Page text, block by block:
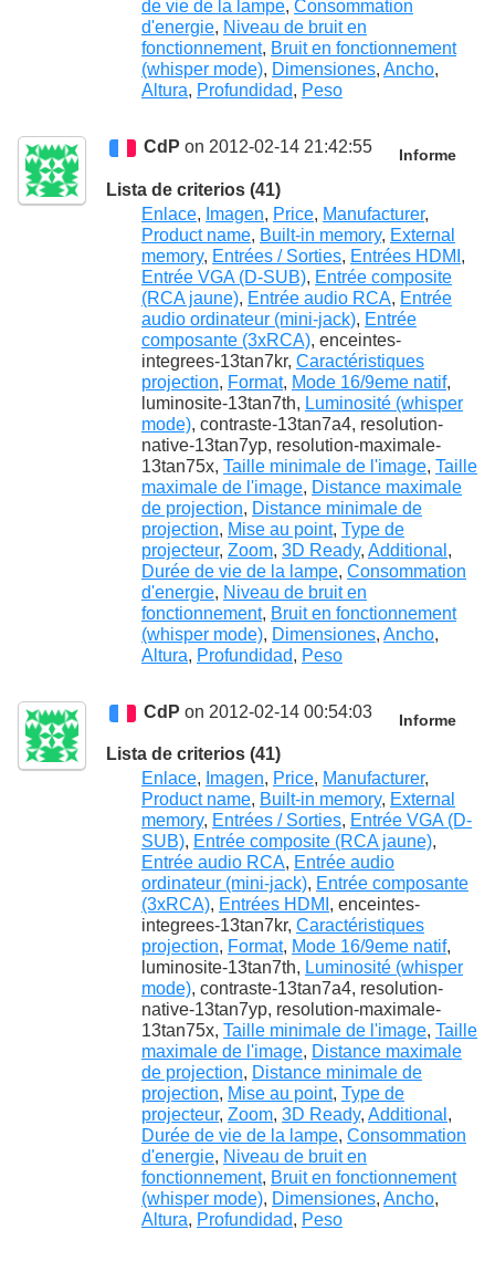
de vie de la lampe, Consommation
d'energie, Niveau de bruit en
fonctionnement, Bruit en fonctionnement
(whisper mode), Dimensiones, Ancho,
Altura, Profundidad, Peso
CdP on 2012-02-14 21:42:55 Informe
Lista de criterios (41)
Enlace, Imagen, Price, Manufacturer,
Product name, Built-in memory, External
memory, Entrées / Sorties, Entrées HDMI ,
Entrée VGA (D-SUB), Entrée composite
(RCA jaune), Entrée audio RCA, Entrée
audio ordinateur (mini-jack), Entrée
composante (3xRCA), enceintes-
integrees-13tan7kr, Caractéristiques
projection, Format, Mode 16/9eme natif,
luminosite-13tan7th, Luminosité (whisper
mode), contraste-13tan7a4, resolution-
native-13tan7yp, resolution-maximale-
13tan75x, Taille minimale de l'image, Taille
maximale de l'image, Distance maximale
de projection, Distance minimale de
projection, Mise au point, Type de
projecteur, Zoom, 3D Ready, Additional ,
Durée de vie de la lampe, Consommation
d'energie, Niveau de bruit en
fonctionnement, Bruit en fonctionnement
(whisper mode), Dimensiones, Ancho,
Altura, Profundidad, Peso
CdP on 2012-02-14 00:54:03 Informe
Lista de criterios (41)
Enlace, Imagen, Price, Manufacturer,
Product name, Built-in memory, External
memory, Entrées / Sorties, Entrée VGA (D-
SUB), Entrée composite (RCA jaune),
Entrée audio RCA, Entrée audio
ordinateur (mini-jack), Entrée composante
(3xRCA), Entrées HDMI , enceintes-
integrees-13tan7kr, Caractéristiques
projection, Format, Mode 16/9eme natif,
luminosite-13tan7th, Luminosité (whisper
mode), contraste-13tan7a4, resolution-
native-13tan7yp, resolution-maximale-
13tan75x, Taille minimale de l'image, Taille
maximale de l'image, Distance maximale
de projection, Distance minimale de
projection, Mise au point, Type de
projecteur, Zoom, 3D Ready, Additional ,
Durée de vie de la lampe, Consommation
d'energie, Niveau de bruit en
fonctionnement, Bruit en fonctionnement
(whisper mode), Dimensiones, Ancho,
Altura, Profundidad, Peso